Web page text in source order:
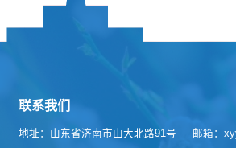
联系我们
地址：山东省济南市山大北路91号 邮箱：